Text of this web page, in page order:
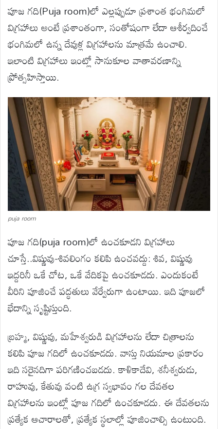
పూజ గది(Puja room)లో ఎల్లప్పుడూ ప్రశాంత భంగిమలో
విగ్రహాలు అంటే ప్రశాంతంగా, సంతోషంగా లేదా ఆశీర్వదించే
భంగిమలో ఉన్న దేవుళ్ల విగ్రహాలను మాత్రమే ఉంచాలి.
ఇలాంటి విగ్రహాలు ఇంట్లో సానుకూల వాతావరణాన్ని
ప్రోత్సహిస్తాయి.
puja room
పూజ గది(puja room)లో ఉంచకూడని విగ్రహాలు
చూస్తే..విష్ణువు-శివలింగం కలిపి ఉంచవద్దు: శివ, విష్ణువు
ఇద్దరినీ ఒకే చోట, ఒకే వేదికపై ఉంచకూడదు. ఎందుకంటే
వీరిని పూజించే పద్ధతులు వేర్వేరుగా ఉంటాయి. ఇది పూజలో
భేదాన్ని సృష్టిస్తుంది.
బ్రహ్మ, విష్ణువు, మహేశ్వరుడి విగ్రహాలను లేదా చిత్రాలను
కలిపి పూజ గదిలో ఉంచకూడదు. వాస్తు నియమాల ప్రకారం
ఇది సరైనదిగా పరిగణించబడదు. కాళికాదేవి, శనీశ్వరుడు,
రాహువు, కేతువు వంటి ఉగ్ర స్వభావం గల దేవతల
విగ్రహాలను ఇంట్లో పూజ గదిలో ఉంచకూడదు. ఈ దేవతలను
ప్రత్యేక ఆచారాలతో, ప్రత్యేక స్థలాల్లో పూజించాల్సి ఉంటుంది.